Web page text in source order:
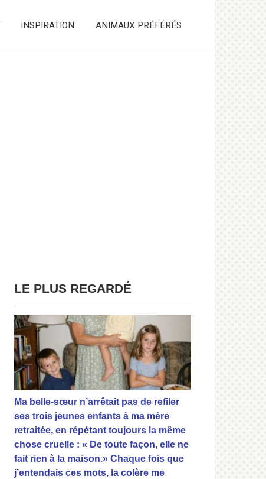
INSPIRATION ANIMAUX PRÉFÉRÉS
LE PLUS REGARDÉ
Ma belle-sœur n’arrêtait pas de refiler
ses trois jeunes enfants à ma mère
retraitée, en répétant toujours la même
chose cruelle : « De toute façon, elle ne
fait rien à la maison.» Chaque fois que
j’entendais ces mots, la colère me